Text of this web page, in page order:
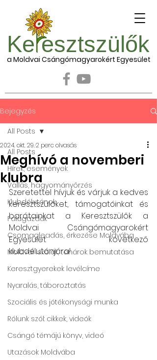
Ke esztszülők
a Moldvai Csángómagyarokért Egyesület
Bejegyzés
All Posts
Hírek, események
Vallás, hagyományőrzés
Klubdélutánok
Falugazdák
Csomagleadás, érkezése Moldvába
Moldvai iskolák, tanárok bemutatása
Keresztgyerekek levélcíme
Nyaralás, táboroztatás
Szociális és jótékonysági munka
Rólunk szól: cikkek, videók
Csángó témájú könyv, videó
Utazások Moldvába
All Posts
Meghívó a novemberi
klubra
2024. okt. 29.2 perc olvasás
Szeretettel hívjuk és várjuk a kedves
keresztszülőket, támogatóinkat és
barátainkat a Keresztszülők a
Moldvai Csángómagyarokért
Egyesület következő
klubdélutánjára!